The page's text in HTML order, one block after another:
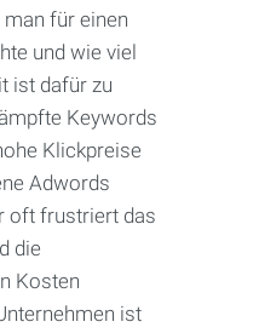
man für einen
und wie viel
ist dafür zu
Keywords
Klickpreise
Adwords
oft frustriert das
die
Kosten
ist